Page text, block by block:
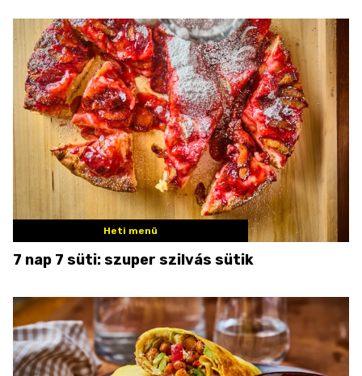
Heti menü
7 nap 7 süti: szuper szilvás sütik